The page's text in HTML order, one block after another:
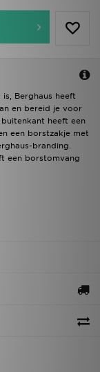
Berghaus heeft
en bereid je voor
heeft een
een borstzakje met
branding.
een borstomvang